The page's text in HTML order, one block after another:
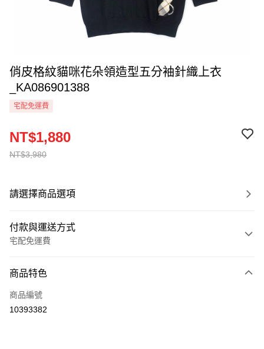
俏皮格紋貓咪花朵領造型五分袖針織上衣
_KA086901388
宅配免運費
NT$3,980
NT$1,880
請選擇商品選項
付款與運送方式
宅配免運費
信用卡一次付款
LINE Pay
商品特色
商品編號
10393382